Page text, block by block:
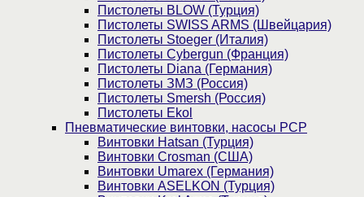
Пистолеты BLOW (Турция)
Пистолеты SWISS ARMS (Швейцария)
Пистолеты Stoeger (Италия)
Пистолеты Cybergun (Франция)
Пистолеты Diana (Германия)
Пистолеты ЗМЗ (Россия)
Пистолеты Smersh (Россия)
Пистолеты Ekol
Пневматические винтовки, насосы PCP
Винтовки Hatsan (Турция)
Винтовки Crosman (США)
Винтовки Umarex (Германия)
Винтовки ASELKON (Турция)